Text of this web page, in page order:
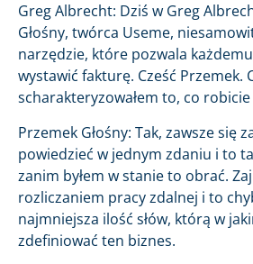
Greg Albrecht: Dziś w Greg
Głośny, twórca Useme,
narzędzie, które pozwala
wystawić fakturę. Cześć Przemek.
scharakteryzowałem to, co
Przemek Głośny: Tak, zawsze się
powiedzieć w jednym zdaniu i to
zanim byłem w stanie to obrać.
rozliczaniem pracy zdalnej i to
najmniejsza ilość słów, którą w
zdefiniować ten biznes.